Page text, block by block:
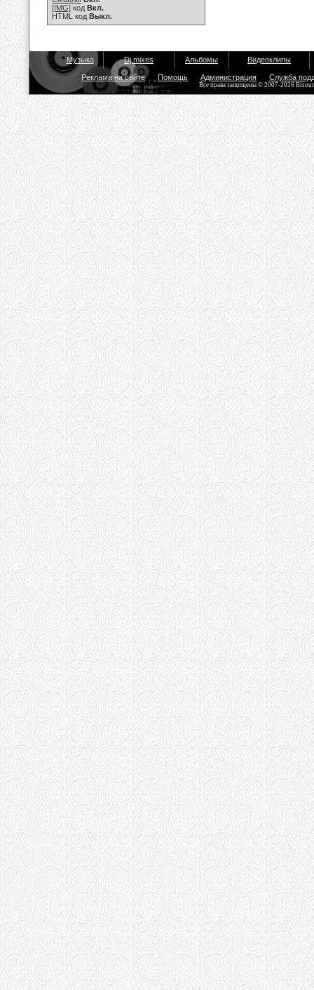
[IMG] код Вкл.
HTML код Выкл.
Музыка Dj mixes Альбомы Видеоклипы
Реклама на сайте Помощь Администрация Служба
Все права защищены © 2007-2026